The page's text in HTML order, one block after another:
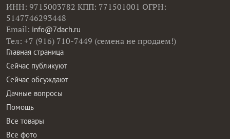
ИНН: 9715003782 КПП: 771501001 ОГРН:
5147746293448
Email: info@7dach.ru
Тел: +7 (916) 710-7449 (семена не продаем!)
Главная страница
Сейчас публикуют
Сейчас обсуждают
Дачные вопросы
Помощь
Все товары
Все фото